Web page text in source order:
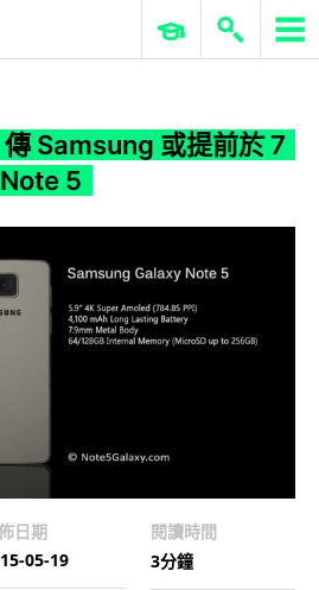
ERP 與商業 AI
Samsung 或提前於 7
5
日期
05-19
閱讀時間
3分鐘